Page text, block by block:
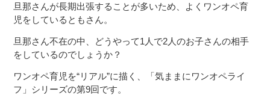
旦那さんが長期出張することが多いため、よくワンオペ育
児をしているともさん。
旦那さん不在の中、どうやって1人で2人のお子さんの相手
をしているのでしょうか？
ワンオペ育児を“リアル”に描く、「気ままにワンオペライ
フ」シリーズの第9回です。